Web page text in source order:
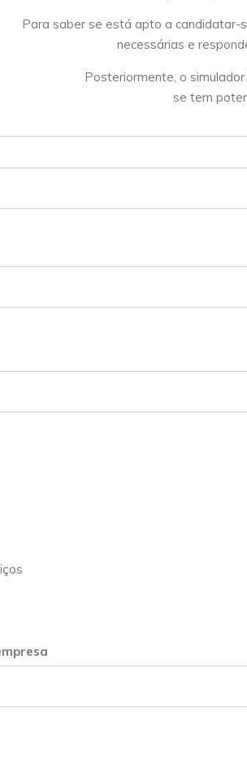
Para saber se está apto a candidatar-
necessárias e
Posteriormente, o
se tem